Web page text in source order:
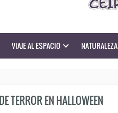
VIAJE AL ESPACIO NATURALEZA
TERROR EN HALLOWEEN